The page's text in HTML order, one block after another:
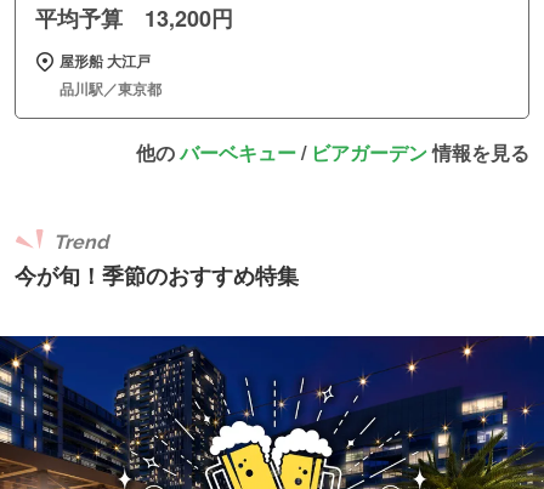
平均予算 13,200円
屋形船 大江戸
品川駅／東京都
他のバーベキュー/ ビアガーデン情報を見る
今が旬！季節のおすすめ特集
Trend